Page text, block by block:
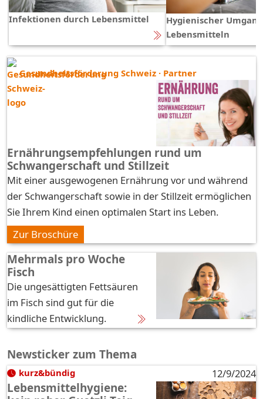
Infektionen durch Lebensmittel
Hygienischer
Lebensmitteln
Gesundheitsförderung Schweiz · Partner
Ernährungsempfehlungen rund um
Schwangerschaft und Stillzeit
Mit einer ausgewogenen Ernährung vor und während
der Schwangerschaft sowie in der Stillzeit ermöglichen
Sie Ihrem Kind einen optimalen Start ins Leben.
Zur Broschüre
Mehrmals pro Woche
Fisch
Die ungesättigten Fettsäuren
im Fisch sind gut für die
kindliche Entwicklung.
Newsticker zum Thema
kurz&bündig 12/9/2024
Lebensmittelhygiene: